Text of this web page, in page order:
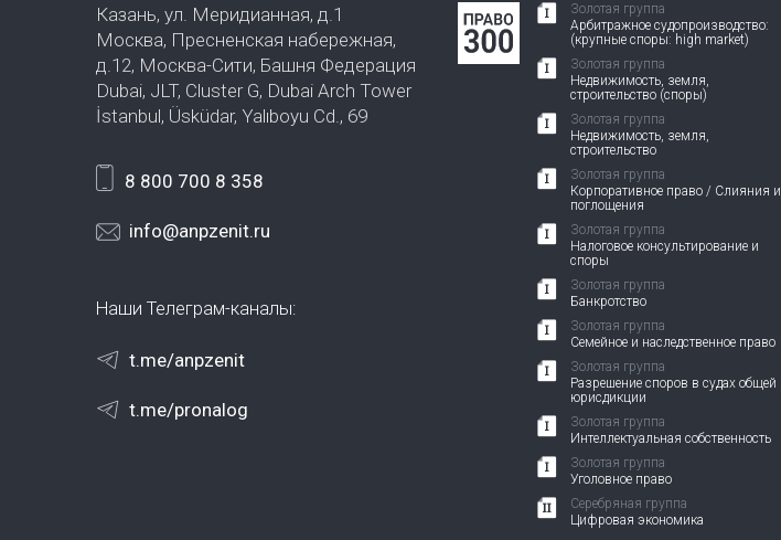
Казань, ул. Меридианная, д.1
Москва, Пресненская набережная,
д.12, Москва-Сити, Башня Федерация
Dubai, JLT, Cluster G, Dubai Arch Tower
İstanbul, Üsküdar, Yalıboyu Cd., 69
8 800 700 8 358
info@anpzenit.ru
Наши Телеграм-каналы:
t.me/anpzenit
t.me/pronalog
Золотая группа
Арбитражное судопроизводство:
(крупные споры: high market)
Золотая группа
Недвижимость, земля,
строительство (споры)
Золотая группа
Недвижимость, земля,
строительство
Золотая группа
Корпоративное право / Слияния и
поглощения
Золотая группа
Налоговое консультирование и
споры
Золотая группа
Банкротство
Золотая группа
Семейное и наследственное право
Золотая группа
Разрешение споров в судах общей
юрисдикции
Золотая группа
Интеллектуальная собственность
Золотая группа
Уголовное право
Серебряная группа
Цифровая экономика